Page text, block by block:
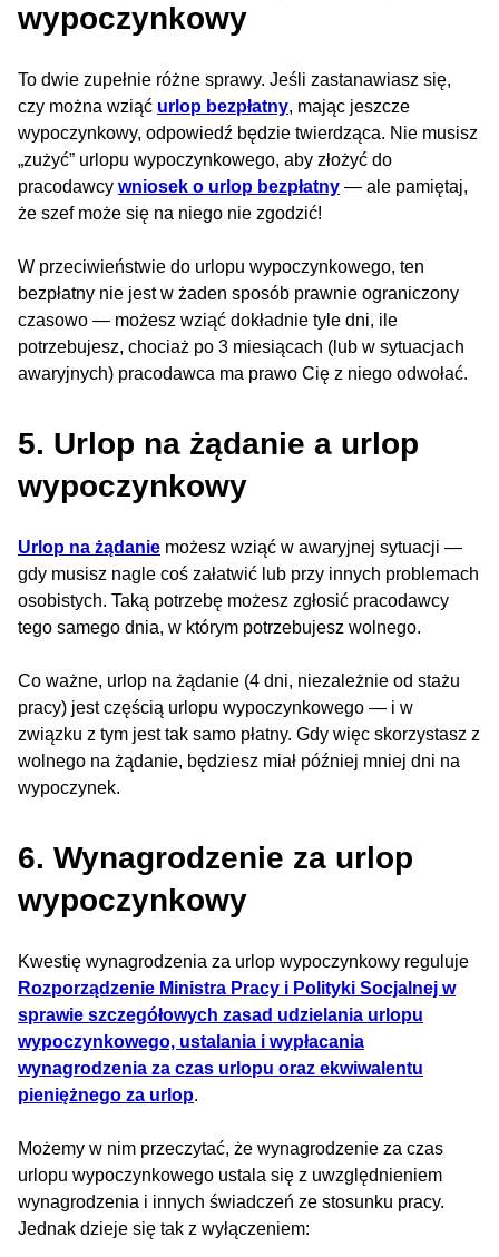
wypoczynkowy
To dwie zupełnie różne sprawy. Jeśli zastanawiasz się,
czy można wziąć urlop bezpłatny, mając jeszcze
wypoczynkowy, odpowiedź będzie twierdząca. Nie musisz
„zużyć” urlopu wypoczynkowego, aby złożyć do
pracodawcy wniosek o urlop bezpłatny — ale pamiętaj,
że szef może się na niego nie zgodzić!
W przeciwieństwie do urlopu wypoczynkowego, ten
bezpłatny nie jest w żaden sposób prawnie ograniczony
czasowo — możesz wziąć dokładnie tyle dni, ile
potrzebujesz, chociaż po 3 miesiącach (lub w sytuacjach
awaryjnych) pracodawca ma prawo Cię z niego odwołać.
5. Urlop na żądanie a urlop
wypoczynkowy
Urlop na żądanie możesz wziąć w awaryjnej sytuacji —
gdy musisz nagle coś załatwić lub przy innych problemach
osobistych. Taką potrzebę możesz zgłosić pracodawcy
tego samego dnia, w którym potrzebujesz wolnego.
Co ważne, urlop na żądanie (4 dni, niezależnie od stażu
pracy) jest częścią urlopu wypoczynkowego — i w
związku z tym jest tak samo płatny. Gdy więc skorzystasz z
wolnego na żądanie, będziesz miał później mniej dni na
wypoczynek.
6. Wynagrodzenie za urlop
wypoczynkowy
Kwestię wynagrodzenia za urlop wypoczynkowy reguluje
Rozporządzenie Ministra Pracy i Polityki Socjalnej w
sprawie szczegółowych zasad udzielania urlopu
wypoczynkowego, ustalania i wypłacania
wynagrodzenia za czas urlopu oraz ekwiwalentu
pieniężnego za urlop.
Możemy w nim przeczytać, że wynagrodzenie za czas
urlopu wypoczynkowego ustala się z uwzględnieniem
wynagrodzenia i innych świadczeń ze stosunku pracy.
Jednak dzieje się tak z wyłączeniem: